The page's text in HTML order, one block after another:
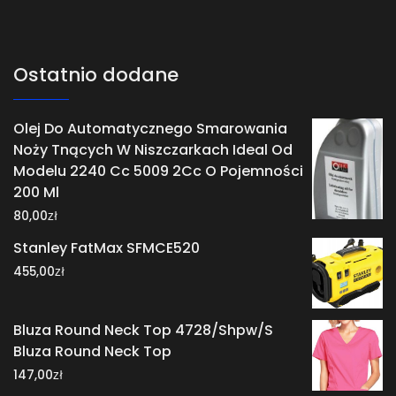
Ostatnio dodane
Olej Do Automatycznego Smarowania
Noży Tnących W Niszczarkach Ideal Od
Modelu 2240 Cc 5009 2Cc O Pojemności
200 Ml
80,00zł
Stanley FatMax SFMCE520
455,00zł
Bluza Round Neck Top 4728/Shpw/S
Bluza Round Neck Top
147,00zł